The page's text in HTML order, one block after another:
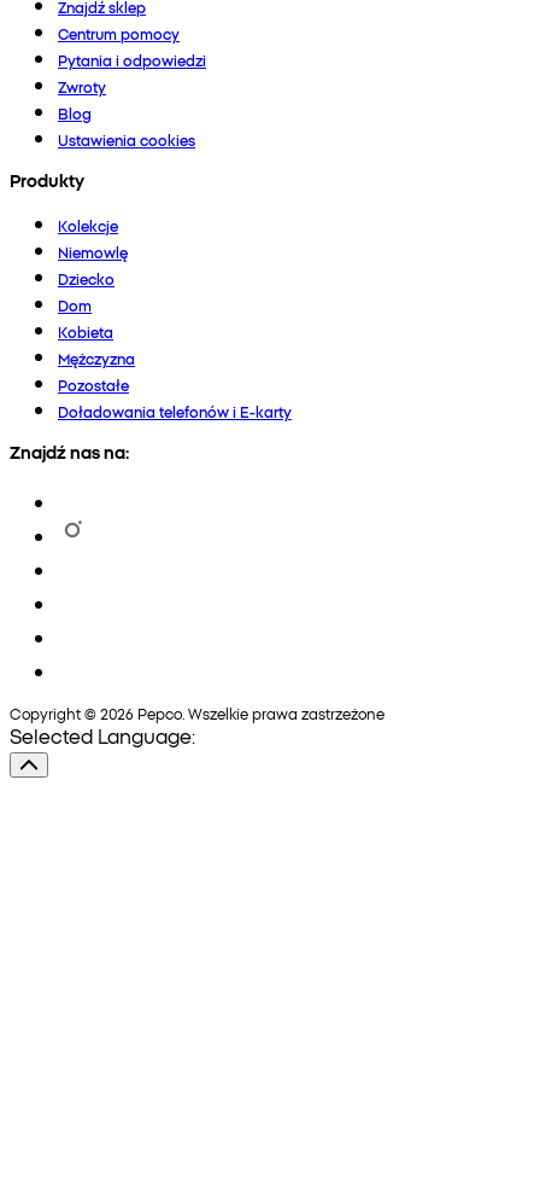
Znajdź sklep
Centrum pomocy
Pytania i odpowiedzi
Zwroty
Blog
Ustawienia cookies
Produkty
Kolekcje
Niemowlę
Dziecko
Dom
Kobieta
Mężczyzna
Pozostałe
Doładowania telefonów i E-karty
Znajdź nas na:
Copyright © 2026 Pepco. Wszelkie prawa zastrzeżone
Selected Language: